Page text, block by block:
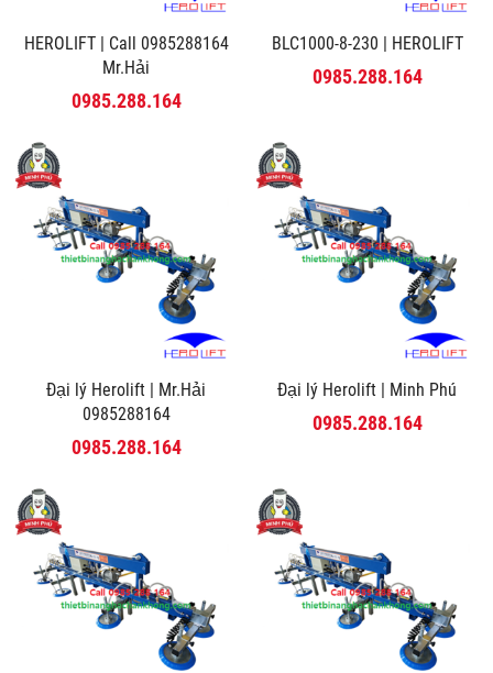
HEROLIFT | Call 0985288164
Mr.Hải
0985.288.164
BLC1000-8-230 | HEROLIFT
0985.288.164
Đại lý Herolift | Mr.Hải
0985288164
0985.288.164
Đại lý Herolift | Minh Phú
0985.288.164